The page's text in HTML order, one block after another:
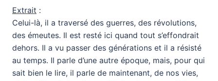
Extrait :
Celui-là, il a traversé des guerres, des révolutions,
des émeutes. Il est resté ici quand tout s’effondrait
dehors. Il a vu passer des générations et il a résisté
au temps. Il parle d’une autre époque, mais, pour qui
sait bien le lire, il parle de maintenant, de nos vies,